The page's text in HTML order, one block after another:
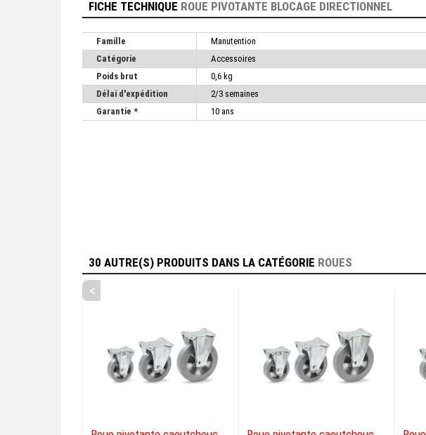
FICHE TECHNIQUE ROUE PIVOTANTE BLOCAGE DIRECTIONNEL
Famille
Manutention
Catégorie
Accessoires
Poids brut
0,6 kg
Délai d'expédition
2/3 semaines
Garantie *
10 ans
30 AUTRE(S) PRODUITS DANS LA CATÉGORIE ROUES
<